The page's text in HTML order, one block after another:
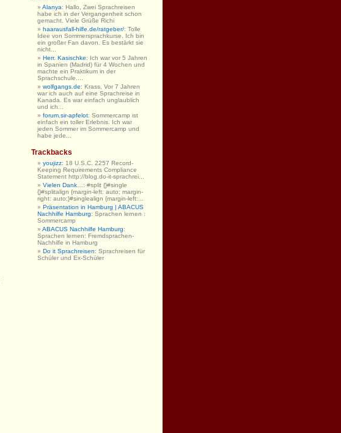
Alanya: Hallo, Zwei Sprachreisen
habe ich in der Vergangenheit schon
gemacht. Viele Grüße Richi
haarausfall-hilfe.de/ratgeber/: Tolle
Idee von Sommersprachkurse. Ich bin
ein großer Fan davon. Es bestärkt sie
nicht...
Herr. Kasischke: Ich war vor 5 Jahren
in Spanien (Madrid) für 4 Wochen und
machte ein Praktikum in der
Sprachschule....
wolfgangs.de: Krass, Vor 7 Jahren
war ich auch auf eine Sprachreise in
Kanada. Es war einfach unglaublich
und ich...
forum.sir-apfelot: Sommercamp ist
einfach ein toller Erlebnis. Ich war
jeden Sommer im Sommercamp und
habe jede...
Trackbacks
youjizz: 18 U.S.C. 2257 Record-
Keeping Requirements Compliance
Statement http://blog.do-it-sprachrei...
Vielen Dank… : #split {}#single
{}#splitalign {margin-left: auto; margin-
right: auto;}#singlealign {margin-left:...
Präsentation in Hamburg | ABACUS
Nachhilfe Hamburg: Sprachen lernen :
Sommercamp
ABACUS Nachhilfe Hamburg:
Sprachen lernen: Fremdsprachen-
Nachhilfe in Hamburg
Do it Sprachreisen: Sprachreisen für
Schüler und Ex-Schüler